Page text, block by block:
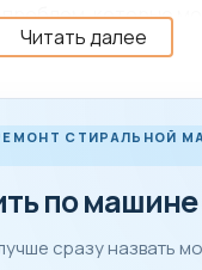
которые
замена узла и
подтверждает
похожий симптом.
Читать далее
СТИРАЛЬНОЙ
по машине
сразу назвать